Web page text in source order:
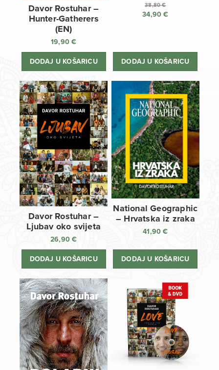
Davor Rostuhar –
Hunter-Gatherers
(EN)
19,90€
DODAJ U KOŠARICU
38,80€
Izvorna
38,80 €.
34,90€
34,90 €.
DODAJ U KOŠARICU
Davor Rostuhar –
Ljubav oko svijeta
26,90€
DODAJ U KOŠARICU
National Geographic
– Hrvatska iz zraka
41,90€
DODAJ U KOŠARICU